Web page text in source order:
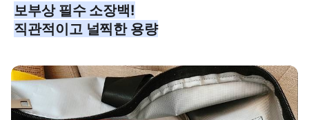
보부상 필수 소장백!
직관적이고 널찍한 용량